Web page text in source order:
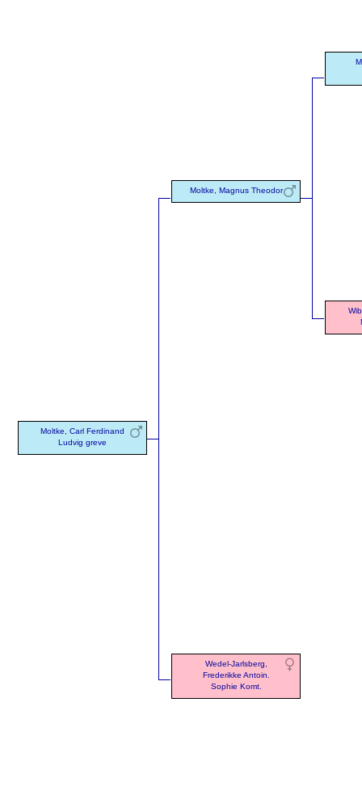
Moltke, Carl Ferdinand
Ludvig greve
Moltke, Magnus Theodor
Wedel-Jarlsberg,
Frederikke Antoin.
Sophie Komt.